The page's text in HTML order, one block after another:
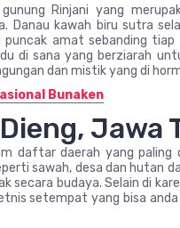
Rinjani yang
Danau kawah biru sutra
puncak amat sebanding
di sana yang berziarah
dan mistik yang di
Bunaken
Jawa
daftar daerah yang paling
sawah, desa dan hutan
secara budaya. Selain di
setempat yang bisa